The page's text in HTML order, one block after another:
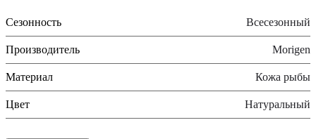
Сезонность Всесезонный
Производитель Morigen
Материал Кожа рыбы
Цвет Натуральный